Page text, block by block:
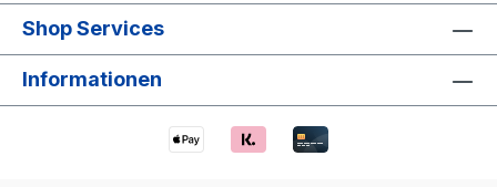
Shop Services
Informationen